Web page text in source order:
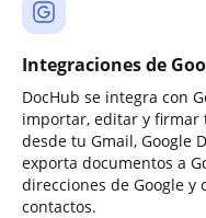
Integraciones de
DocHub se integra con
importar, editar y firmar
desde tu Gmail, Google
exporta documentos a
direcciones de Google
contactos.